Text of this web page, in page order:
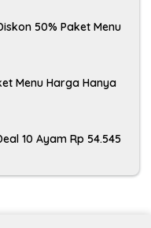
50% Paket Menu
Menu Harga Hanya
10 Ayam Rp 54.545